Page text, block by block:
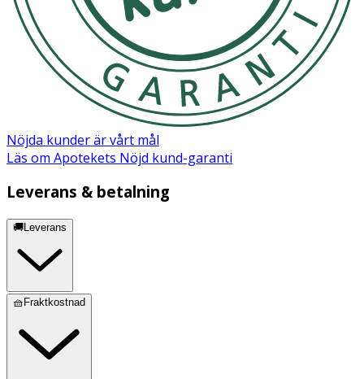
Nöjda kunder är vårt mål
Läs om Apotekets Nöjd kund-garanti
Leverans & betalning
🚚Leverans
🧺Fraktkostnad